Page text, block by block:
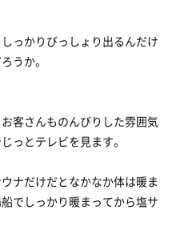
っかりびっしょり出るんだけ
うか。
客さんものんびりした雰囲気
っとテレビを見ます。
ナだけだとなかなか体は暖ま
でしっかり暖まってから塩サ